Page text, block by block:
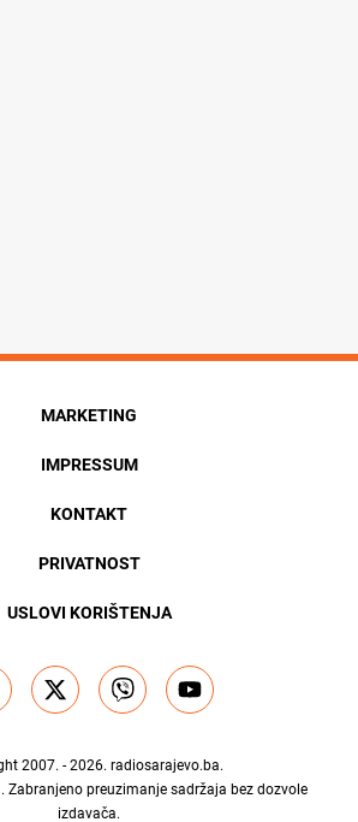
MARKETING
IMPRESSUM
KONTAKT
PRIVATNOST
USLOVI KORIŠTENJA
2007. - 2026. radiosarajevo.ba.
Zabranjeno preuzimanje sadržaja bez dozvole
izdavača.